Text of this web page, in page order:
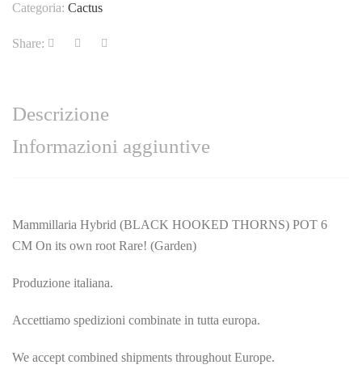
Categoria: Cactus
Share:
Descrizione
Informazioni aggiuntive
Mammillaria Hybrid (BLACK HOOKED THORNS) POT 6
CM On its own root Rare! (Garden)
Produzione italiana.
Accettiamo spedizioni combinate in tutta europa.
We accept combined shipments throughout Europe.